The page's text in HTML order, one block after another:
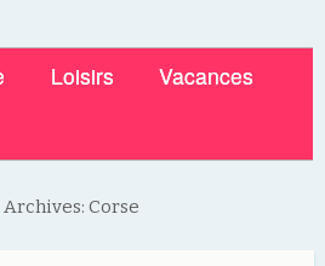
Loisirs
Vacances
Archives: Corse